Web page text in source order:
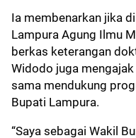
Ia membenarkan jika
Lampura Agung Ilmu
berkas keterangan
Widodo juga
sama mendukung
Bupati Lampura.
“Saya sebagai Wakil